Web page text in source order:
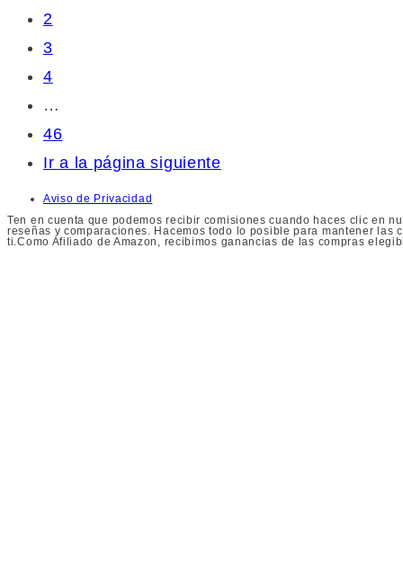
2
3
4
…
46
Ir a la página siguiente
Aviso de Privacidad
Ten en cuenta que podemos recibir comisiones cuando haces clic en
reseñas y comparaciones. Hacemos todo lo posible para mantener
ti.Como Afiliado de Amazon, recibimos ganancias de las compras